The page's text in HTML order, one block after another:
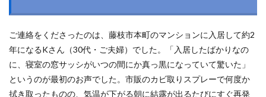
ご連絡をくださったのは、藤枝市本町のマンションに入居して約2
年になるKさん（30代・ご夫婦）でした。「入居したばかりなの
に、寝室の窓サッシがいつの間にか真っ黒になっていて驚いた」
というのが最初のお声でした。市販のカビ取りスプレーで何度か
拭き取ったものの、気温が下がる朝に結露が出るたびにすぐ再発